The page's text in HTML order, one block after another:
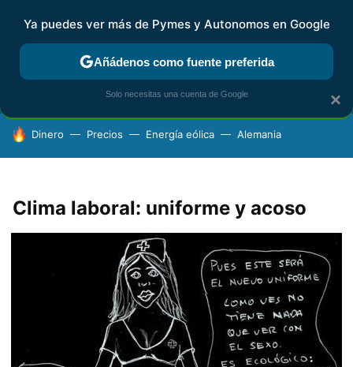
FISCALIDAD Y CONTABILIDAD KIT DIGITAL RENTA
HOY SE HABLA DE
Dinero Precios Energía eólica Alemania
Clima laboral: uniforme y acoso
×
Ya puedes ver más de Pymes y Autonomos en Google
Añádenos como fuente preferida
Solo necesitas una cuenta de Google